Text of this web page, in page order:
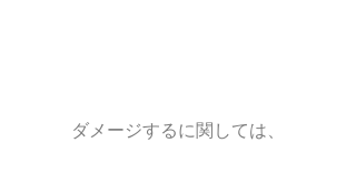
ダメージするに関しては、